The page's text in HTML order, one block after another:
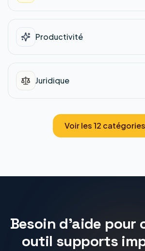
Productivité
Juridique
Voir les12 catégories
Besoin d'aide pour
outil supports